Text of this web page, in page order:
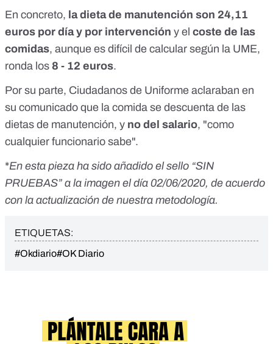
En concreto, la dieta de manutención son 24,11
euros por día y por intervención y el coste de las
comidas, aunque es difícil de calcular según la UME,
ronda los 8 - 12 euros.
Por su parte, Ciudadanos de Uniforme aclaraban en
su comunicado que la comida se descuenta de las
dietas de manutención, y no del salario, "como
cualquier funcionario sabe".
*En esta pieza ha sido añadido el sello “SIN
PRUEBAS” a la imagen el día 02/06/2020, de acuerdo
con la actualización de nuestra metodología.
ETIQUETAS:
#Okdiario#OK Diario